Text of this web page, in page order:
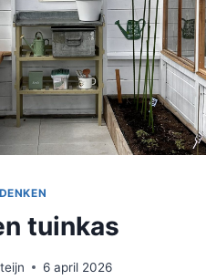
tuinkas
6 april 2026